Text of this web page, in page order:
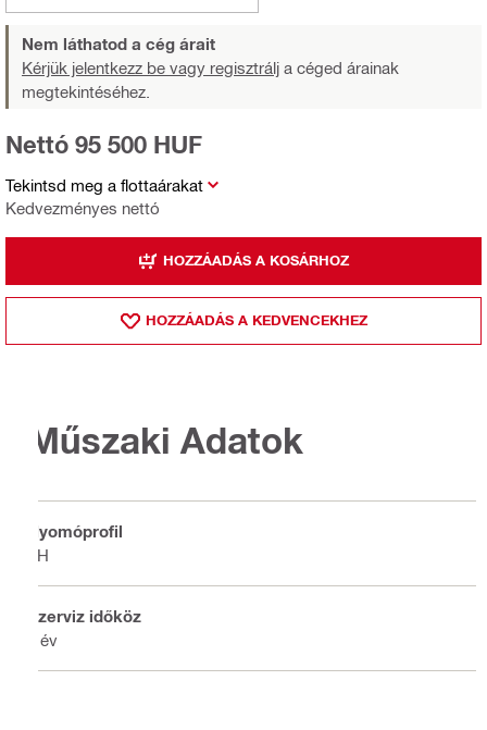
Nem láthatod a cég árait
Kérjük jelentkezz be vagy regisztrálj a céged árainak
megtekintéséhez.
Tekintsd meg a flottaárakat
Kedvezményes nettó
Nettó 95 500 HUF
HOZZÁADÁS A KOSÁRHOZ
HOZZÁADÁS A KEDVENCEKHEZ
Műszaki Adatok
Nyomóprofil
TH
Szerviz időköz
1 év